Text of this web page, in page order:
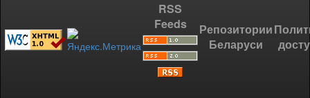
RSS
Feeds
Репозитории
Беларуси